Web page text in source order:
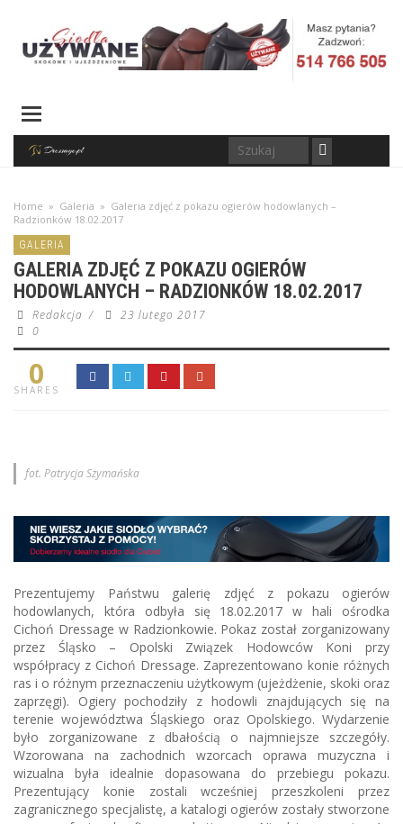
Home » Galeria » Galeria zdjęć z pokazu ogierów hodowlanych –
Radzionków 18.02.2017
GALERIA
GALERIA ZDJĘĆ Z POKAZU OGIERÓW
HODOWLANYCH – RADZIONKÓW 18.02.2017
Redakcja /
23 lutego 2017
0
0
SHARES
fot. Patrycja Szymańska
Prezentujemy Państwu galerię zdjęć z pokazu ogierów
hodowlanych, która odbyła się 18.02.2017 w hali ośrodka
Cichoń Dressage w Radzionkowie. Pokaz został zorganizowany
przez Śląsko – Opolski Związek Hodowców Koni przy
współpracy z Cichoń Dressage. Zaprezentowano konie różnych
ras i o różnym przeznaczeniu użytkowym (ujeżdżenie, skoki oraz
zaprzęgi). Ogiery pochodziły z hodowli znajdujących się na
terenie województwa Śląskiego oraz Opolskiego. Wydarzenie
było zorganizowane z dbałością o najmniejsze szczegóły.
Wzorowana na zachodnich wzorcach oprawa muzyczna i
wizualna była idealnie dopasowana do przebiegu pokazu.
Prezentujący konie zostali wcześniej przeszkoleni przez
zagranicznego specjalistę, a katalogi ogierów zostały stworzone